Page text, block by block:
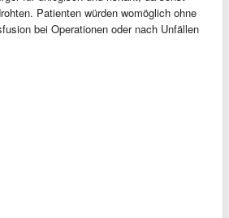
Patienten würden womöglich ohne
bei Operationen oder nach Unfällen